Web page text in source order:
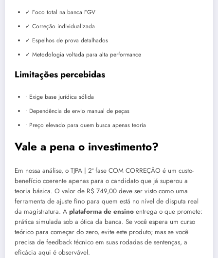
✓ Foco total na banca FGV
✓ Correção individualizada
✓ Espelhos de prova detalhados
✓ Metodologia voltada para alta performance
Limitações percebidas
• Exige base jurídica sólida
• Dependência de envio manual de peças
• Preço elevado para quem busca apenas teoria
Vale a pena o investimento?
Em nossa análise, o TJPA | 2ª fase COM CORREÇÃO é um custo-
benefício coerente apenas para o candidato que já superou a
teoria básica. O valor de R$ 749,00 deve ser visto como uma
ferramenta de ajuste fino para quem está no nível de disputa real
da magistratura. A plataforma de ensino entrega o que promete:
prática simulada sob a ótica da banca. Se você espera um curso
teórico para começar do zero, evite este produto; mas se você
precisa de feedback técnico em suas rodadas de sentenças, a
eficácia aqui é observável.